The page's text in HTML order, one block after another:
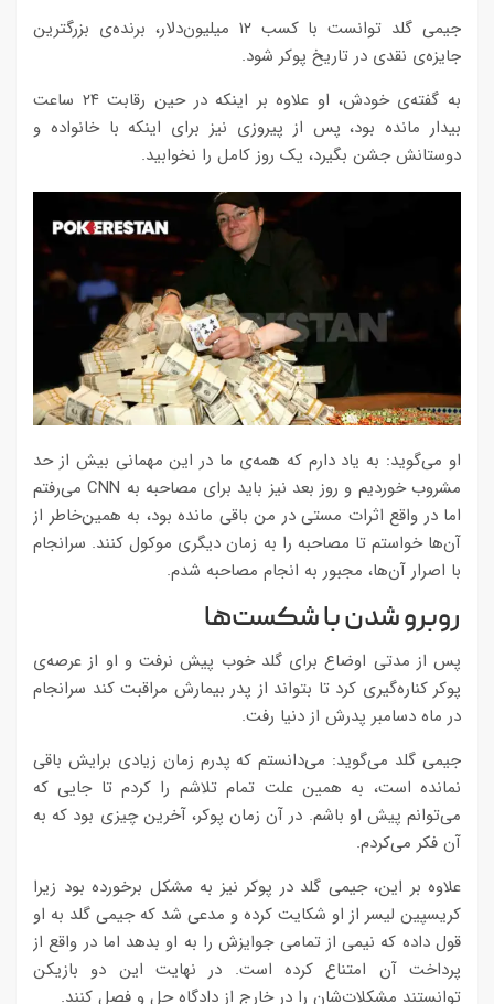
جیمی گلد توانست با کسب ۱۲ میلیون‌دلار، برنده‌ی بزرگترین
جایزه‌ی نقدی در تاریخ پوکر شود.
به گفته‌ی خودش، او علاوه بر اینکه در حین رقابت ۲۴ ساعت
بیدار مانده بود، پس از پیروزی نیز برای اینکه با خانواده و
دوستانش جشن بگیرد، یک روز کامل را نخوابید.
او می‌گوید: به یاد دارم که همه‌ی ما در این مهمانی بیش از حد
مشروب خوردیم و روز بعد نیز باید برای مصاحبه به CNN می‌رفتم
اما در واقع اثرات مستی در من باقی مانده بود، به همین‌خاطر از
آن‌ها خواستم تا مصاحبه را به زمان دیگری موکول کنند. سرانجام
با اصرار آن‌ها، مجبور به انجام مصاحبه شدم.
روبرو شدن با شکست‌‌ها
پس از مدتی اوضاع برای گلد خوب پیش نرفت و او از عرصه‌ی
پوکر کناره‌گیری کرد تا بتواند از پدر بیمارش مراقبت کند سرانجام
در ماه دسامبر پدرش از دنیا رفت.
جیمی گلد می‌گوید: می‌دانستم که پدرم زمان زیادی برایش باقی
نمانده است، به همین علت تمام تلاشم را کردم تا جایی که
می‌توانم پیش او باشم. در آن زمان پوکر، آخرین چیزی بود که به
آن فکر می‌کردم.
علاوه بر این، جیمی گلد در پوکر نیز به مشکل برخورده بود زیرا
کریسپین لیسر از او شکایت کرده و مدعی شد که جیمی گلد به او
قول داده که نیمی از تمامی جوایزش را به او بدهد اما در واقع از
پرداخت آن امتناع کرده است. در نهایت این دو بازیکن
توانستند مشکلات‌شان را در خارج از دادگاه حل و فصل کنند.